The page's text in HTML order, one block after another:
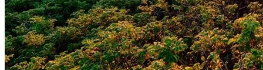
Grêmio